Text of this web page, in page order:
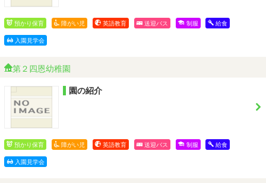
預かり保育 障がい児 英語教育 送迎バス 制服 給食
入園見学会
第２四恩幼稚園
園の紹介
預かり保育 障がい児 英語教育 送迎バス 制服 給食
入園見学会